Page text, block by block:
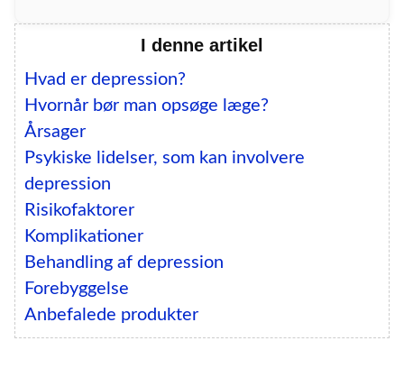
I denne artikel
Hvad er depression?
Hvornår bør man opsøge læge?
Årsager
Psykiske lidelser, som kan involvere
depression
Risikofaktorer
Komplikationer
Behandling af depression
Forebyggelse
Anbefalede produkter